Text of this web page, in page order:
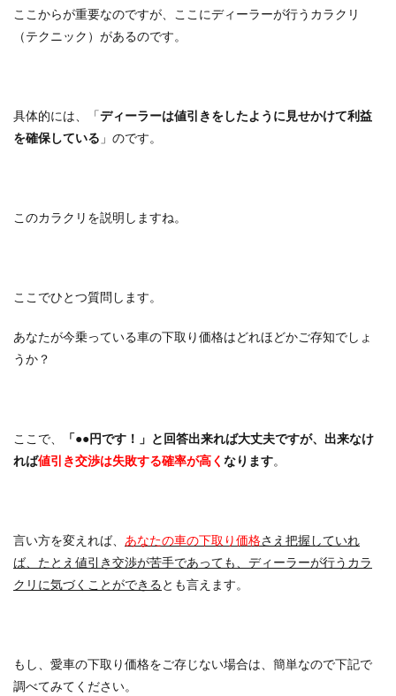
ここからが重要なのですが、ここにディーラーが行うカラクリ
（テクニック）があるのです。
具体的には、「ディーラーは値引きをしたように見せかけて利益
を確保している 」のです。
このカラクリを説明しますね。
ここでひとつ質問します。
あなたが今乗っている車の下取り価格はどれほどかご存知でしょ
うか？
ここで、
「●●円です！」と回答出来れば大丈夫ですが、出来なけ
れば値引き交渉は失敗する確率が高く なります。
言い方を変えれば、 あなたの車の下取り価格さえ把握していれ
ば、たとえ値引き交渉が苦手であっても、ディーラーが行うカラ
クリに気づくことができるとも言えます。
もし、愛車の下取り価格をご存じない場合は、簡単なので下記で
調べてみてください。